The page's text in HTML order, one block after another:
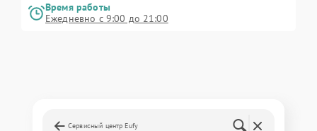
Время работы
Ежедневно с 9:00 до 21:00
Сервисный центр Eufy